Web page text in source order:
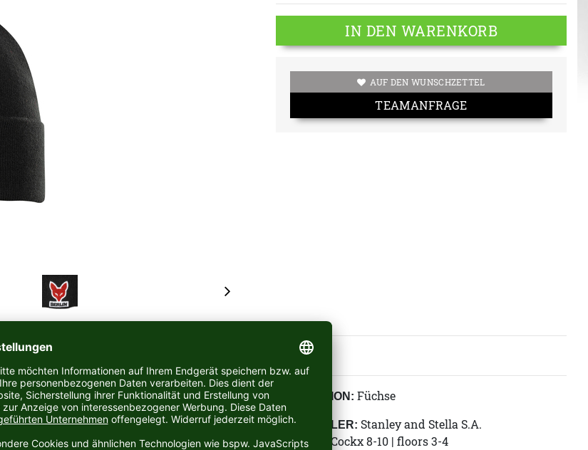
IN DEN WARENKORB
AUF DEN WUNSCHZETTEL
TEAMANFRAGE
KOLLEKTION: Füchse
HERSTELLER: Stanley and Stella S.A.
Rue Jules Cockx 8-10 | floors 3-4